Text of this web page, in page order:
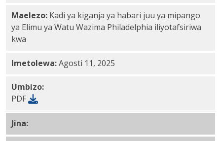
Maelezo: Kadi ya kiganja ya habari juu ya mipango
ya Elimu ya Watu Wazima Philadelphia iliyotafsiriwa
kwa
Imetolewa:Agosti 11, 2025
Umbizo:
PDF
Jina:Kigujarati PDF